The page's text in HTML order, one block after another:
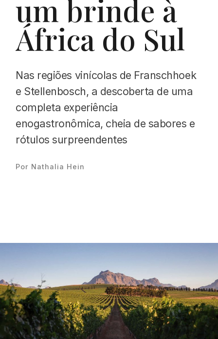
um brinde à
África do Sul
Nas regiões vinícolas de Franschhoek
e Stellenbosch, a descoberta de uma
completa experiência
enogastronômica, cheia de sabores e
rótulos surpreendentes
Por Nathalia Hein